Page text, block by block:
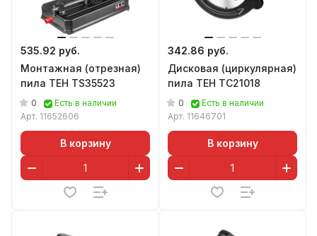
535.92 руб.
Монтажная (отрезная)
пила TEH TS35523
0
Есть в наличии
Арт. 11652606
В корзину
342.86 руб.
Дисковая (циркулярная)
пила TEH TC21018
0
Есть в наличии
Арт. 11646701
В корзину